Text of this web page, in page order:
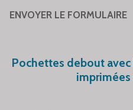
ENVOYER LE FORMULAIRE
Pochettes debout
imprimées